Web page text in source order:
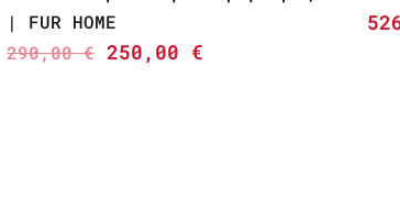
| FUR HOME
290,00€ 250,00 €